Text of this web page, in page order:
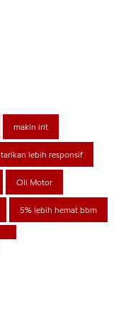
makin irit
tarikan lebih responsif
Oli Motor
5% lebih hemat bbm